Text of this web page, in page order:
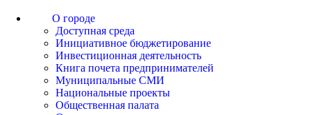
О городе
Доступная среда
Инициативное бюджетирование
Инвестиционная деятельность
Книга почета предпринимателей
Муниципальные СМИ
Национальные проекты
Общественная палата